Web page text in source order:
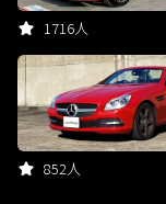
1716人
852人